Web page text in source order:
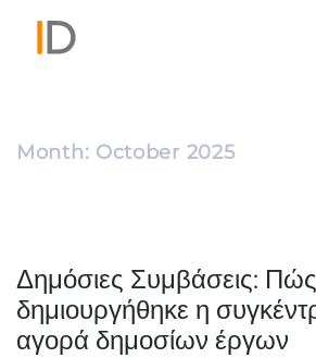
Month: October 2025
Δημόσιες Συμβάσεις: Πώς
δημιουργήθηκε η
αγορά δημοσίων έργων